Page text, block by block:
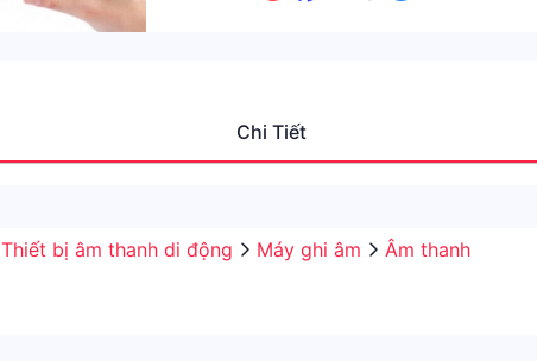
Chi Tiết
Thiết bị âm thanh di động Máy ghi âm Âm thanh